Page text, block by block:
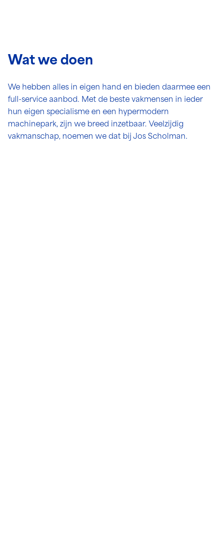
Wat we doen
We hebben alles in eigen hand en bieden daarmee een
full-service aanbod. Met de beste vakmensen in ieder
hun eigen specialisme en een hypermodern
machinepark, zijn we breed inzetbaar. Veelzijdig
vakmanschap, noemen we dat bij Jos Scholman.